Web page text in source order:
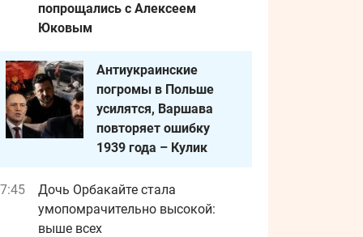
попрощались с Алексеем
Юковым
Антиукраинские
погромы в Польше
усилятся, Варшава
повторяет ошибку
1939 года – Кулик
Дочь Орбакайте стала
умопомрачительно высокой:
выше всех